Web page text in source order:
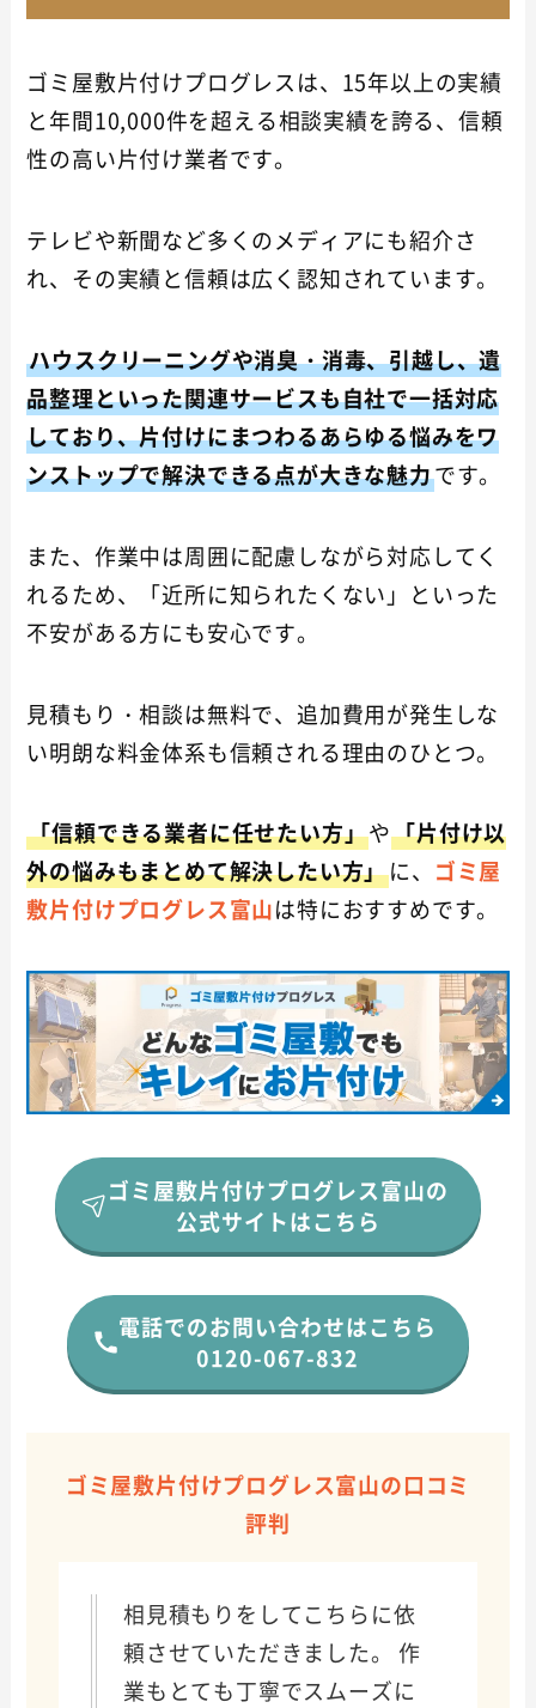
ゴミ屋敷片付けプログレスは、15年以上の実績
と年間10,000件を超える相談実績を誇る、信頼
性の高い片付け業者です。
テレビや新聞など多くのメディアにも紹介さ
れ、その実績と信頼は広く認知されています。
ハウスクリーニングや消臭・消毒、引越し、遺
品整理といった関連サービスも自社で一括対応
しており、片付けにまつわるあらゆる悩みをワ
ンストップで解決できる点が大きな魅力です。
また、作業中は周囲に配慮しながら対応してく
れるため、「近所に知られたくない」といった
不安がある方にも安心です。
見積もり・相談は無料で、追加費用が発生しな
い明朗な料金体系も信頼される理由のひとつ。
「信頼できる業者に任せたい方」や「片付け以
外の悩みもまとめて解決したい方」に、 ゴミ屋
敷片付けプログレス富山は特におすすめです。
ゴミ屋敷片付けプログレス富山の
公式サイトはこちら
電話でのお問い合わせはこちら
0120-067-832
ゴミ屋敷片付けプログレス富山の口コミ
評判
相見積もりをしてこちらに依
頼させていただきました。 作
業もとても丁寧でスムーズに